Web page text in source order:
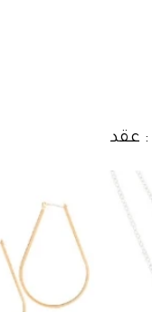
: عقد